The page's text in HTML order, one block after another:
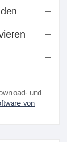
und
von